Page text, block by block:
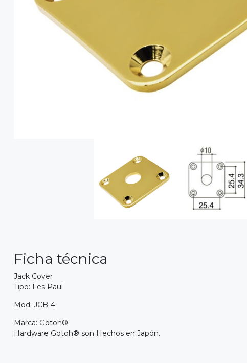
Ficha técnica
Jack Cover
Tipo: Les Paul
Mod: JCB-4
Marca: Gotoh®
Hardware Gotoh® son Hechos en Japón.